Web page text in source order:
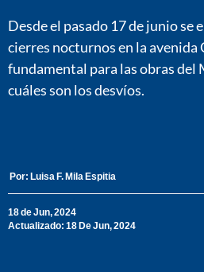
Desde el pasado 17 de junio se
cierres nocturnos en la avenida
fundamental para las obras del
cuáles son los desvíos.
Por: Luisa F. Mila Espitia
18 de Jun, 2024
Actualizado: 18 De Jun, 2024